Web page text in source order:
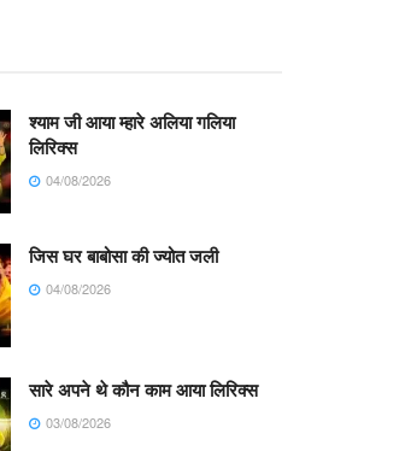
श्याम जी आया म्हारे अलिया गलिया
लिरिक्स
04/08/2026
जिस घर बाबोसा की ज्योत जली
04/08/2026
सारे अपने थे कौन काम आया लिरिक्स
03/08/2026